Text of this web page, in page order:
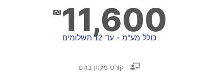
₪11,600
כולל מע"מ - עד 12 תשלומים
קורס מקוון בזום